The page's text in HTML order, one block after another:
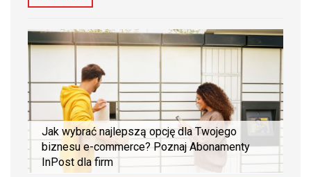
Jak wybrać najlepszą opcję dla Twojego
biznesu e-commerce? Poznaj Abonamenty
InPost dla firm